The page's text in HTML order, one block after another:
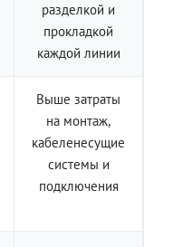
разделкой и
прокладкой
каждой линии
Выше затраты
на монтаж,
кабеленесущие
системы и
подключения